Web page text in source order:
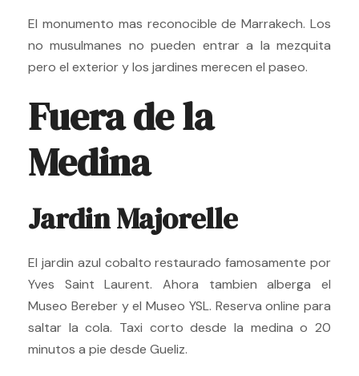
El monumento mas reconocible de Marrakech. Los
no musulmanes no pueden entrar a la mezquita
pero el exterior y los jardines merecen el paseo.
Fuera de la
Medina
Jardin Majorelle
El jardin azul cobalto restaurado famosamente por
Yves Saint Laurent. Ahora tambien alberga el
Museo Bereber y el Museo YSL. Reserva online para
saltar la cola. Taxi corto desde la medina o 20
minutos a pie desde Gueliz.